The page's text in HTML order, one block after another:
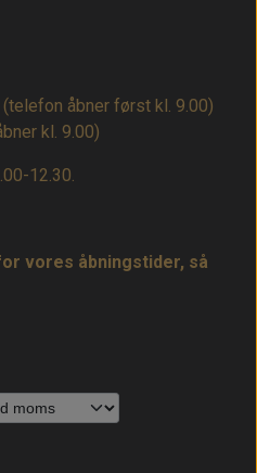
åbner først kl. 9.00)
kl. 9.00)
12.30.
vores åbningstider, så